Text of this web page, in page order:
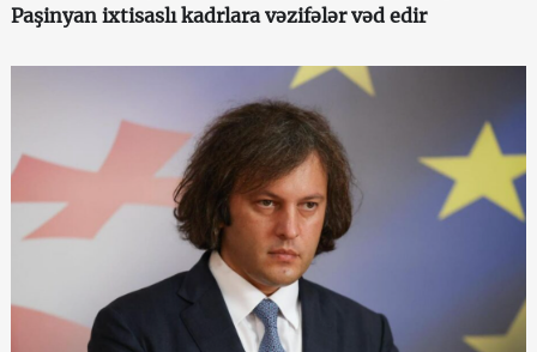
Paşinyan ixtisaslı kadrlara vəzifələr vəd edir